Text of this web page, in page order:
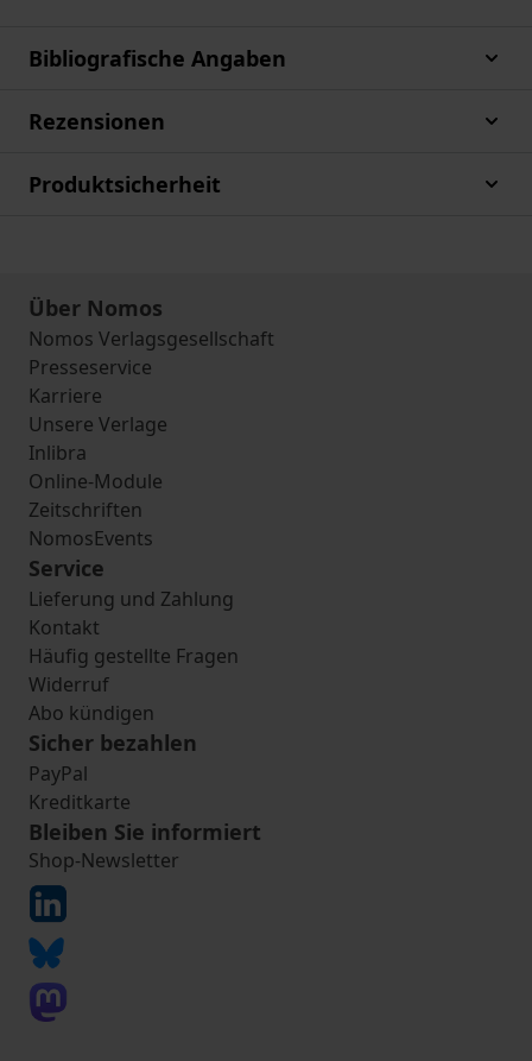
Bibliografische Angaben
Rezensionen
Produktsicherheit
Über Nomos
Nomos Verlagsgesellschaft
Presseservice
Karriere
Unsere Verlage
Inlibra
Online-Module
Zeitschriften
NomosEvents
Service
Lieferung und Zahlung
Kontakt
Häufig gestellte Fragen
Widerruf
Abo kündigen
Sicher bezahlen
PayPal
Kreditkarte
Bleiben Sie informiert
Shop-Newsletter